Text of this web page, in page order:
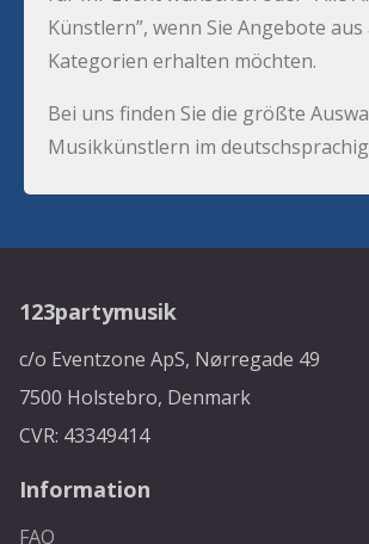
Künstlern”, wenn Sie Angebote aus
Kategorien erhalten möchten.
Bei uns finden Sie die größte
Musikkünstlern im
123partymusik
c/o Eventzone ApS, Nørregade 49
7500 Holstebro, Denmark
CVR: 43349414
Information
FAQ